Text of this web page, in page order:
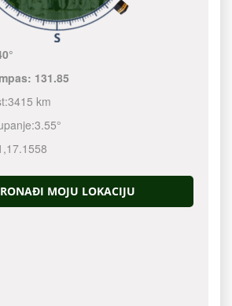
131.85
3415 km
3.55°
,17.1558
MOJU LOKACIJU